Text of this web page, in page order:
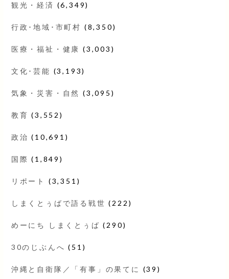
観光・経済 (6,349)
行政･地域･市町村 (8,350)
医療・福祉・健康 (3,003)
文化･芸能 (3,193)
気象・災害・自然 (3,095)
教育 (3,552)
政治 (10,691)
国際 (1,849)
リポート (3,351)
しまくとぅばで語る戦世 (222)
めーにち しまくとぅば (290)
30のじぶんへ (51)
沖縄と自衛隊／「有事」の果てに (39)